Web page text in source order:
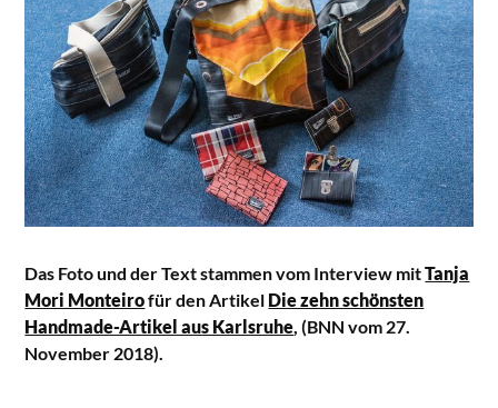
Das Foto und der Text stammen vom Interview mitTanja
Mori Monteirofür den Artikel Die zehn schönsten
Handmade-Artikel aus Karlsruhe , (BNN vom 27.
November 2018).